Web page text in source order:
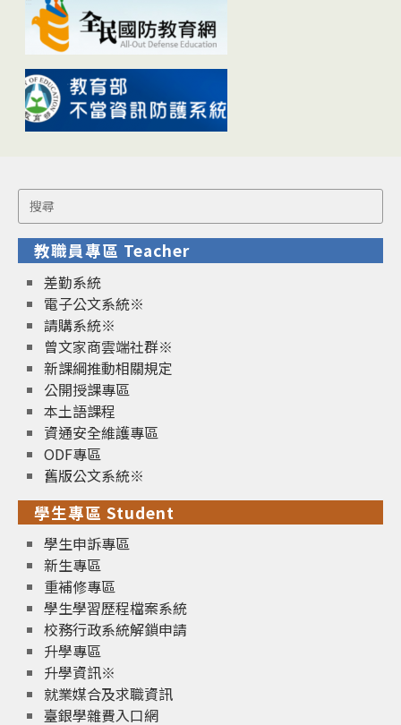
Search
for:
教職員專區 Teacher
差勤系統
電子公文系統※
請購系統※
曾文家商雲端社群※
新課綱推動相關規定
公開授課專區
本土語課程
資通安全維護專區
ODF專區
舊版公文系統※
學生專區 Student
學生申訴專區
新生專區
重補修專區
學生學習歷程檔案系統
校務行政系統解鎖申請
升學專區
升學資訊※
就業媒合及求職資訊
臺銀學雜費入口網